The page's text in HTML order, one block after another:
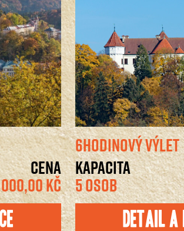
CENA
000,00 KČ
6HODINOVÝ VÝLET
KAPACITA
5 OSOB
Detail a